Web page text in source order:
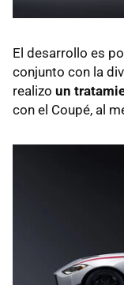
El desarrollo es
conjunto con la
realizo un
con el Coupé, al